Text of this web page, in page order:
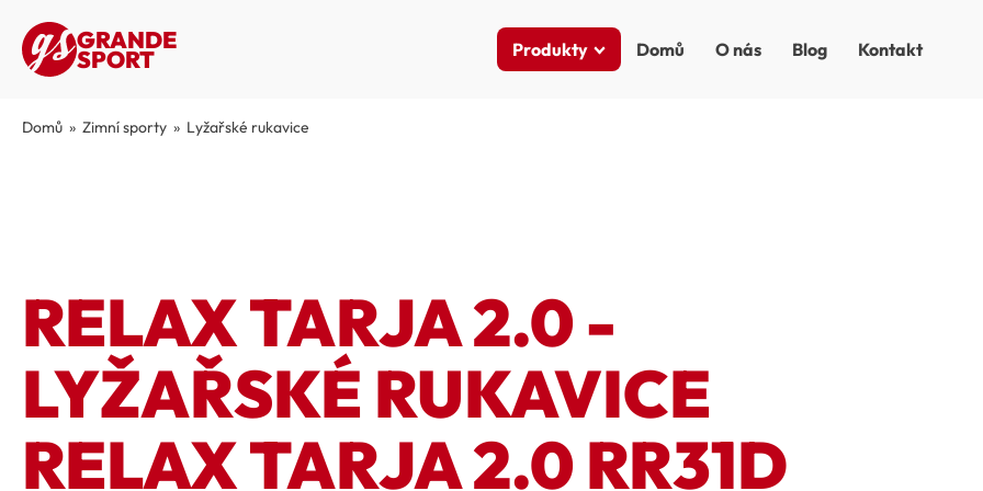
GRANDE
SPORT Produkty Domů O nás Blog Kontakt
Domů » Zimní sporty » Lyžařské rukavice
RELAX TARJA 2.0 -
LYŽAŘSKÉ RUKAVICE
RELAX TARJA 2.0 RR31D